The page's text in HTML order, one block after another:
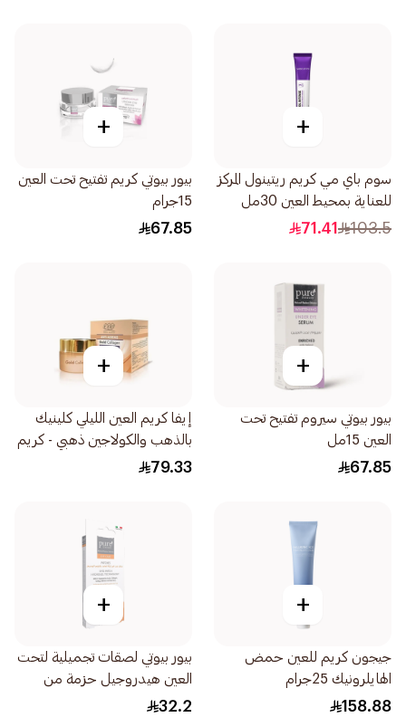
+
سوم باي مي كريم ريتينول المركز
للعناية بمحيط العين 30مل
103.5
71.41
+
بيور بيوتي كريم تفتيح تحت العين
15جرام
67.85
+
بيور بيوتي سيروم تفتيح تحت
العين 15مل
67.85
+
إيفا كريم العين الليلي كلينيك
بالذهب والكولاجين ذهبي - كريم
كونتور 15مل
79.33
+
جيجون كريم للعين حمض
الهايلرونيك 25جرام
158.88
+
بيور بيوتي لصقات تجميلية لتحت
العين هيدروجيل حزمة من
14قطعة
32.2